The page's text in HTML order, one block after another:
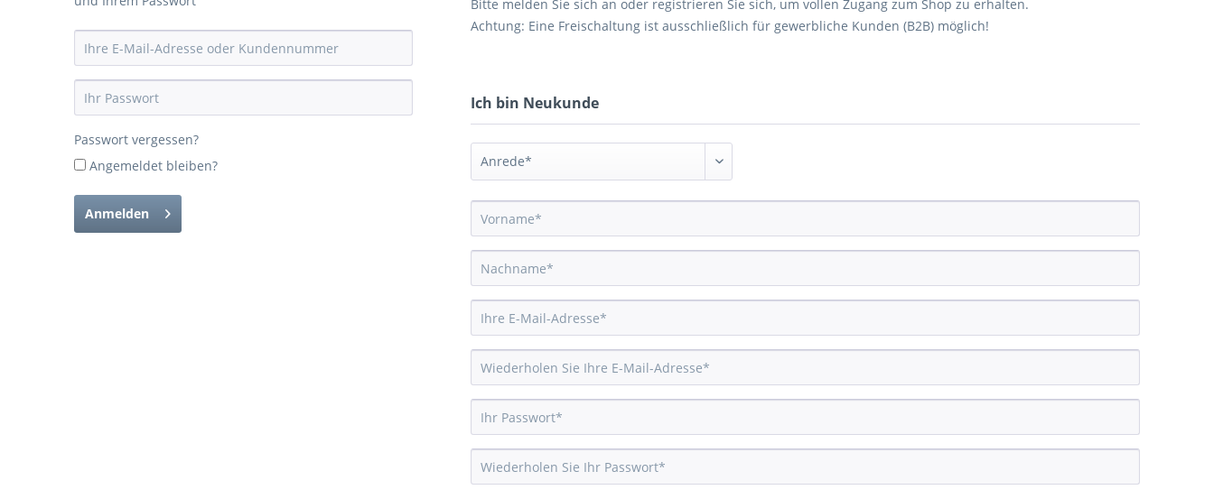
Bitte melden Sie sich an oder registrieren Sie sich, um vollen Zugang zum Shop zu erhalten.
Achtung: Eine Freischaltung ist ausschließlich für gewerbliche Kunden (B2B) möglich!
Ich bin Neukunde
Passwort vergessen?
Angemeldet bleiben?
Anmelden